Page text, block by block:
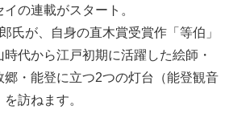
の連載がスタート。
氏が、自身の直木賞受賞作「等伯」
代から江戸初期に活躍した絵師・
・能登に立つ2つの灯台（能登観音
訪ねます。